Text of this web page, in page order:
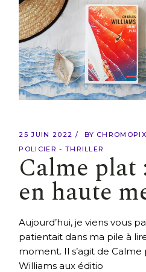
25 JUIN 2022 BY
POLICIER - THRILLER
Calme
en haute
Aujourd’hui, je viens vous
patientait dans ma pile à
moment. Il s’agit de
Williams aux éditio